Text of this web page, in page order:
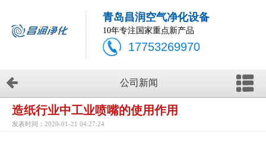
青岛昌润空气净化设备
10年专注国家重点新产品
17753269970
公司新闻
造纸行业中工业喷嘴的使用作用
发表时间：2020-01-21 04:27:24